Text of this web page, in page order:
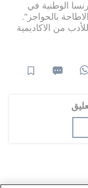
الوطنية في
الاطاحة بالحواجز".
الكبرى للأدب من الاكاديمية